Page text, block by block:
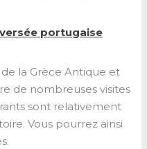
portugaise
la Grèce Antique et
de nombreuses visites
sont relativement
Vous pourrez ainsi